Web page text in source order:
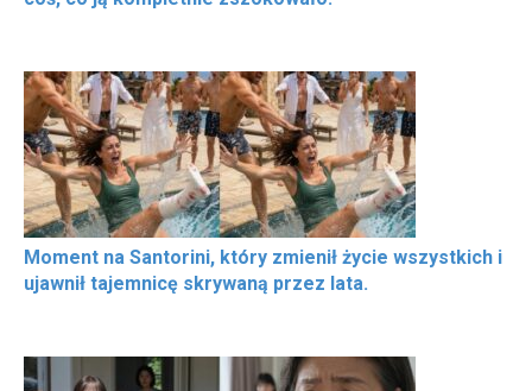
Moment na Santorini, który zmienił życie wszystkich i
ujawnił tajemnicę skrywaną przez lata.